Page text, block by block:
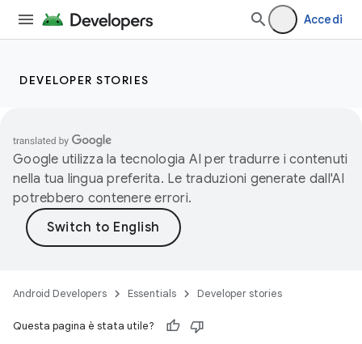
Accedi
DEVELOPER STORIES
Google utilizza la tecnologia AI per tradurre i contenuti
nella tua lingua preferita. Le traduzioni generate dall'AI
potrebbero contenere errori.
Android Developers Essentials Developer stories
Questa pagina è stata utile?